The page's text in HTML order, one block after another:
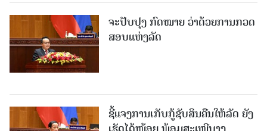
ຈະປັບປຸງ ກົດໝາຍ ວ່າດ້ວຍການກວດ
ສອບແຫ່ງລັດ
ຊີ້ແຈງການເກັບກູ້ຊັບສິນຄືນໃຫ້ລັດ ຍັງ